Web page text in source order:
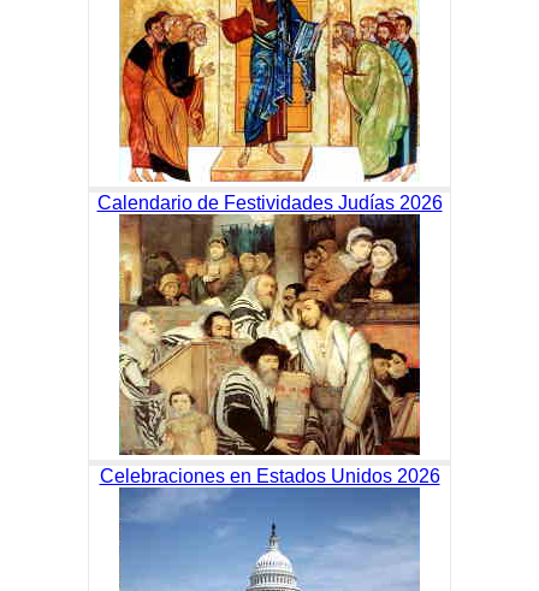
Calendario de Festividades Judías 2026
Celebraciones en Estados Unidos 2026